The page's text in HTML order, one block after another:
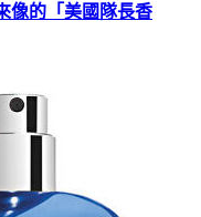
像的「美國隊長香